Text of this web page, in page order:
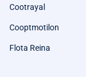
Cootrayal
Cooptmotilon
Flota Reina